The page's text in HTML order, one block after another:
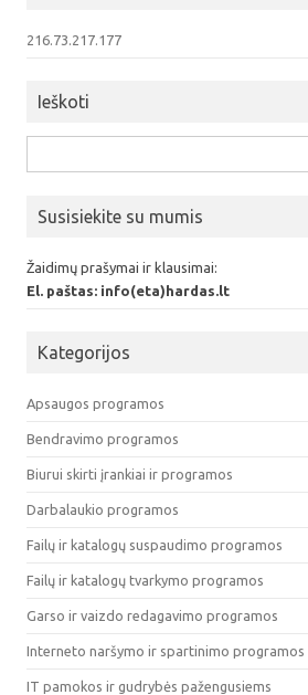
216.73.217.177
Ieškoti
Susisiekite su mumis
Žaidimų prašymai ir klausimai:
El. paštas: info(eta)hardas.lt
Kategorijos
Apsaugos programos
Bendravimo programos
Biurui skirti įrankiai ir programos
Darbalaukio programos
Failų ir katalogų suspaudimo programos
Failų ir katalogų tvarkymo programos
Garso ir vaizdo redagavimo programos
Interneto naršymo ir spartinimo programos
IT pamokos ir gudrybės pažengusiems